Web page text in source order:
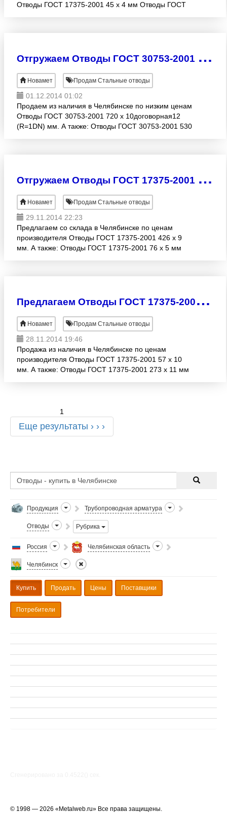
Отводы ГОСТ 17375-2001 45 х 4 мм Отводы ГОСТ
О
тгружаем Отводы ГОСТ 30753-2001 720 х 10договорная12 (R=1DN) мм собственного производства
Новамет Продам Стальные отводы
01.12.2014 01:02
Продаем из наличия в Челябинске по низким ценам
Отводы ГОСТ 30753-2001 720 х 10договорная12
(R=1DN) мм. А также: Отводы ГОСТ 30753-2001 530
О
тгружаем Отводы ГОСТ 17375-2001 426 х 9 мм по низким ценам
Новамет Продам Стальные отводы
29.11.2014 22:23
Предлагаем со склада в Челябинске по ценам
производителя Отводы ГОСТ 17375-2001 426 х 9
мм. А также: Отводы ГОСТ 17375-2001 76 х 5 мм
П
редлагаем Отводы ГОСТ 17375-2001 57 х 10 мм собственного производства
Новамет Продам Стальные отводы
28.11.2014 19:46
Продажа из наличия в Челябинске по ценам
производителя Отводы ГОСТ 17375-2001 57 х 10
мм. А также: Отводы ГОСТ 17375-2001 273 х 11 мм
1
Еще результаты › › ›
Продукция Трубопроводная арматура
Отводы Рубрика
Россия Челябинская область
Челябинск
Купить Продать Цены Поставщики
Потребители
© 1998 — 2026 «Metalweb.ru» Все права защищены.